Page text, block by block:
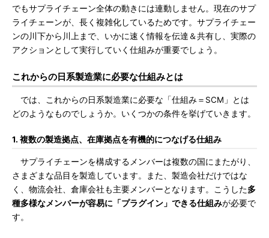
でもサプライチェーン全体の動きには連動しません。現在のサプ
ライチェーンが、長く複雑化しているためです。サプライチェー
ンの川下から川上まで、いかに速く情報を伝達＆共有し、実際の
アクションとして実行していく仕組みが重要でしょう。
これからの日系製造業に必要な仕組みとは
では、これからの日系製造業に必要な「仕組み＝SCM」とは
どのようなものでしょうか。いくつかの条件を挙げていきます。
1. 複数の製造拠点、在庫拠点を有機的につなげる仕組み
サプライチェーンを構成するメンバーは複数の国にまたがり、
さまざまな品目を製造しています。また、製造会社だけではな
く、物流会社、倉庫会社も主要メンバーとなります。こうした多
種多様なメンバーが容易に「プラグイン」できる仕組みが必要で
す。